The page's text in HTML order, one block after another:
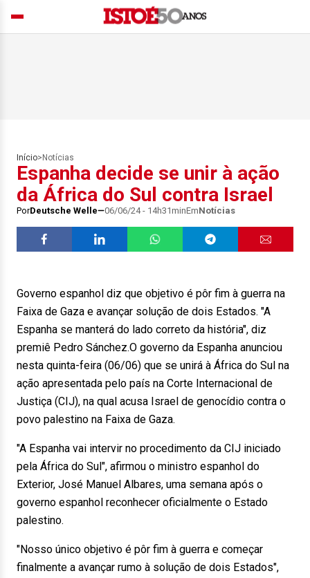
Início> Notícias
Espanha decide se unir à ação
da África do Sul contra Israel
PorDeutsche Welle 06/06/24 - 14h31minEmNotícias
Governo espanhol diz que objetivo é pôr fim à guerra na
Faixa de Gaza e avançar solução de dois Estados. "A
Espanha se manterá do lado correto da história", diz
premiê Pedro Sánchez.O governo da Espanha anunciou
nesta quinta-feira (06/06) que se unirá à África do Sul na
ação apresentada pelo país na Corte Internacional de
Justiça (CIJ), na qual acusa Israel de genocídio contra o
povo palestino na Faixa de Gaza.
"A Espanha vai intervir no procedimento da CIJ iniciado
pela África do Sul", afirmou o ministro espanhol do
Exterior, José Manuel Albares, uma semana após o
governo espanhol reconhecer oficialmente o Estado
palestino.
"Nosso único objetivo é pôr fim à guerra e começar
finalmente a avançar rumo à solução de dois Estados",